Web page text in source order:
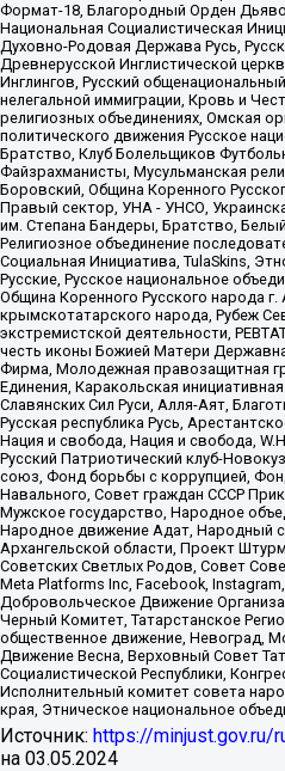
Формат-18, Благородный Орден
Национальная Социалистическая
Духовно-Родовая Держава Русь,
Древнерусской Инглистической
Инглингов, Русский
нелегальной иммиграции, Кровь и
религиозных объединениях, Омская
политического движения Русское
Братство, Клуб Болельщиков
Файзрахманисты, Мусульманская
Боровский, Община Коренного
Правый сектор, УНА - УНСО,
им. Степана Бандеры, Братство,
Религиозное объединение
Социальная Инициатива, TulaSkins,
Русские, Русское национальное
Община Коренного Русского народа
крымскотатарского народа, Рубеж
экстремистской деятельности,
честь иконы Божией Матери
Фирма, Молодежная правозащитная
Единения, Каракольская
Славянских Сил Руси, Алля-Аят,
Русская республика Русь,
Нация и свобода, Нация и свобода,
Русский Патриотический клуб-
союз, Фонд борьбы с коррупцией,
Навального, Совет граждан СССР
Мужское государство, Народное
Народное движение Адат, Народный
Архангельской области, Проект
Советских Светлых Родов, Совет
Meta Platforms Inc, Facebook,
Добровольческое Движение
Черный Комитет, Татарстанское
общественное движение, Невоград,
Движение Весна, Верховный Совет
Социалистической Республики,
Исполнительный комитет совета
края, Этническое национальное
Источник: https://
на 03.05.2024